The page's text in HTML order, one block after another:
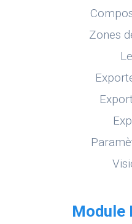
Zones
Module